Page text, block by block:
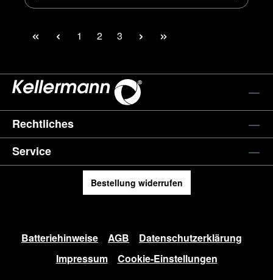
Seite
1 Seite
2 Seite
3
Rechtliches
Service
Bestellung widerrufen
Batteriehinweise AGB
Datenschutzerklärung
Impressum
Cookie-Einstellungen